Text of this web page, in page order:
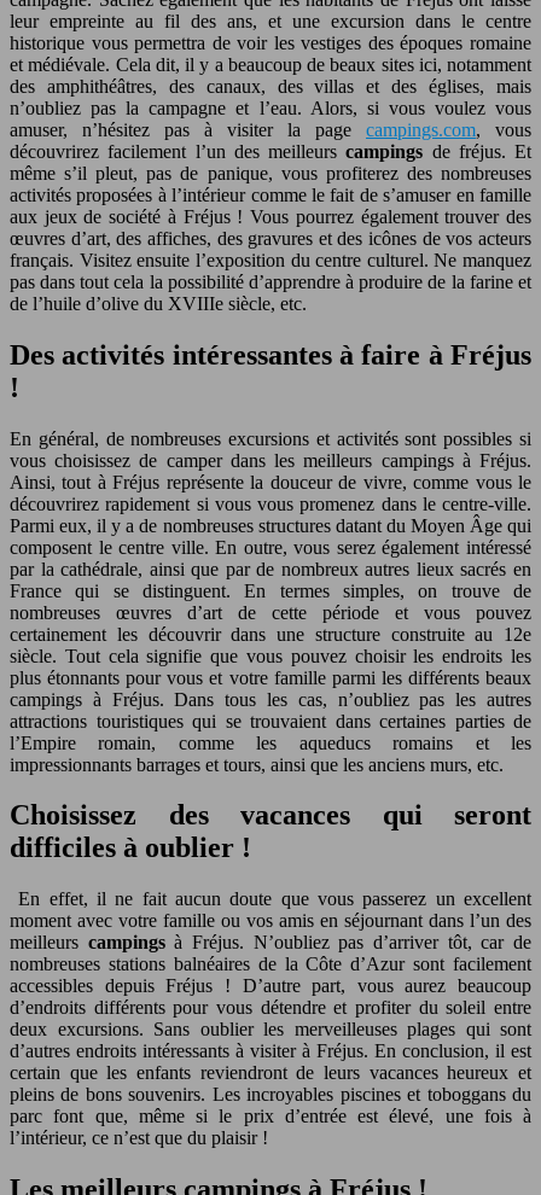
leur empreinte au fil des ans, et une excursion dans le centre
historique vous permettra de voir les vestiges des époques romaine
et médiévale. Cela dit, il y a beaucoup de beaux sites ici, notamment
des amphithéâtres, des canaux, des villas et des églises, mais
n’oubliez pas la campagne et l’eau. Alors, si vous voulez vous
amuser, n’hésitez pas à visiter la page campings.com, vous
découvrirez facilement l’un des meilleurscampings de fréjus. Et
même s’il pleut, pas de panique, vous profiterez des nombreuses
activités proposées à l’intérieur comme le fait de s’amuser en famille
aux jeux de société à Fréjus ! Vous pourrez également trouver des
œuvres d’art, des affiches, des gravures et des icônes de vos acteurs
français. Visitez ensuite l’exposition du centre culturel. Ne manquez
pas dans tout cela la possibilité d’apprendre à produire de la farine et
de l’huile d’olive du XVIIIe siècle, etc.
Des activités intéressantes à faire à Fréjus
!
En général, de nombreuses excursions et activités sont possibles si
vous choisissez de camper dans les meilleurs campings à Fréjus.
Ainsi, tout à Fréjus représente la douceur de vivre, comme vous le
découvrirez rapidement si vous vous promenez dans le centre-ville.
Parmi eux, il y a de nombreuses structures datant du Moyen Âge qui
composent le centre ville. En outre, vous serez également intéressé
par la cathédrale, ainsi que par de nombreux autres lieux sacrés en
France qui se distinguent. En termes simples, on trouve de
nombreuses œuvres d’art de cette période et vous pouvez
certainement les découvrir dans une structure construite au 12e
siècle. Tout cela signifie que vous pouvez choisir les endroits les
plus étonnants pour vous et votre famille parmi les différents beaux
campings à Fréjus. Dans tous les cas, n’oubliez pas les autres
attractions touristiques qui se trouvaient dans certaines parties de
l’Empire romain, comme les aqueducs romains et les
impressionnants barrages et tours, ainsi que les anciens murs, etc.
Choisissez des vacances qui seront
difficiles à oublier !
En effet, il ne fait aucun doute que vous passerez un excellent
moment avec votre famille ou vos amis en séjournant dans l’un des
meilleurs campingsà Fréjus. N’oubliez pas d’arriver tôt, car de
nombreuses stations balnéaires de la Côte d’Azur sont facilement
accessibles depuis Fréjus ! D’autre part, vous aurez beaucoup
d’endroits différents pour vous détendre et profiter du soleil entre
deux excursions. Sans oublier les merveilleuses plages qui sont
d’autres endroits intéressants à visiter à Fréjus. En conclusion, il est
certain que les enfants reviendront de leurs vacances heureux et
pleins de bons souvenirs. Les incroyables piscines et toboggans du
parc font que, même si le prix d’entrée est élevé, une fois à
l’intérieur, ce n’est que du plaisir !